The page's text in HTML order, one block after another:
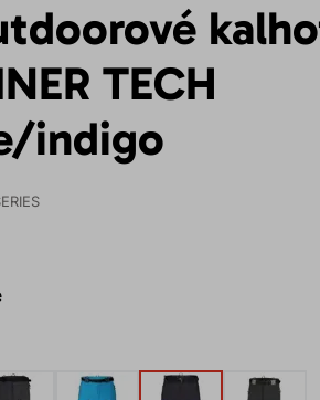
TECH
indigo